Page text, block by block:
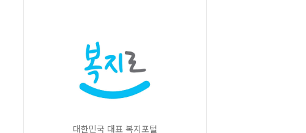
대한민국 대표 복지포털